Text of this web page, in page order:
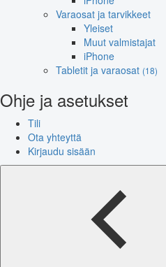
Varaosat ja tarvikkeet
Yleiset
Muut valmistajat
iPhone
Tabletit ja varaosat (18)
Ohje ja asetukset
Tili
Ota yhteyttä
Kirjaudu sisään